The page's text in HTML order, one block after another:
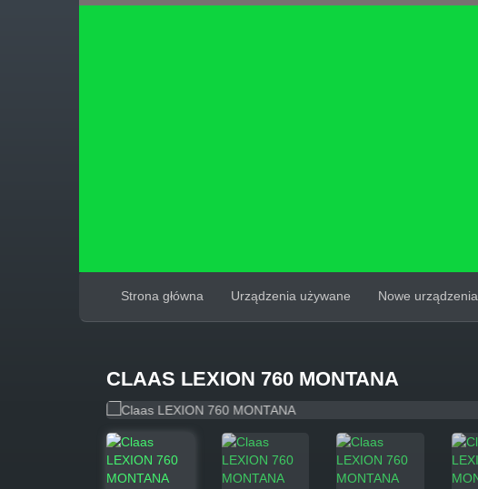
Strona główna Urządzenia używane Nowe urządzenia
CLAAS LEXION 760 MONTANA